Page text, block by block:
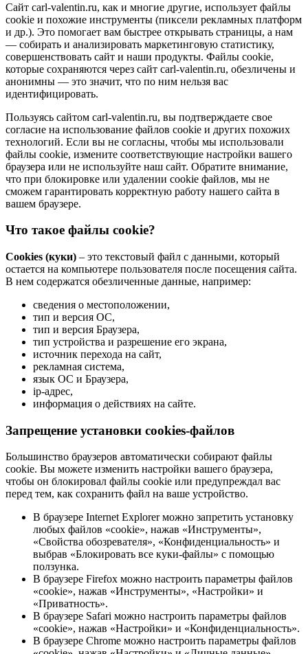
Сайт carl-valentin.ru, как и многие другие, использует файлы
cookie и похожие инструменты (пиксели рекламных платформ
и др.). Это помогает вам быстрее открывать страницы, а нам
— собирать и анализировать маркетинговую статистику,
совершенствовать сайт и наши продукты. Файлы сookie,
которые сохраняются через сайт carl-valentin.ru, обезличены и
анонимны — это значит, что по ним нельзя вас
идентифицировать.
Пользуясь сайтом carl-valentin.ru, вы подтверждаете свое
согласие на использование файлов cookie и других похожих
технологий. Если вы не согласны, чтобы мы использовали
файлы cookie, измените соответствующие настройки вашего
браузера или не используйте наш сайт. Обратите внимание,
что при блокировке или удалении cookie файлов, мы не
сможем гарантировать корректную работу нашего сайта в
вашем браузере.
Что такое файлы cookie?
Cookies (куки) – это текстовый файл с данными, который
остается на компьютере пользователя после посещения сайта.
В нем содержатся обезличенные данные, например:
сведения о местоположении,
тип и версия ОС,
тип и версия Браузера,
тип устройства и разрешение его экрана,
источник перехода на сайт,
рекламная система,
язык ОС и Браузера,
ip-адрес,
информация о действиях на сайте.
Запрещение установки cookies-файлов
Большинство браузеров автоматически собирают файлы
cookie. Вы можете изменить настройки вашего браузера,
чтобы он блокировал файлы cookie или предупреждал вас
перед тем, как сохранить файл на ваше устройство.
В браузере Internet Explorer можно запретить установку
любых файлов «cookie», нажав «Инструменты»,
«Свойства обозревателя», «Конфиденциальность» и
выбрав «Блокировать все куки-файлы» с помощью
ползунка.
В браузере Firefox можно настроить параметры файлов
«cookie», нажав «Инструменты», «Настройки» и
«Приватность».
В браузере Safari можно настроить параметры файлов
«cookie», нажав «Настройки» и «Конфиденциальность».
В браузере Chrome можно настроить параметры файлов